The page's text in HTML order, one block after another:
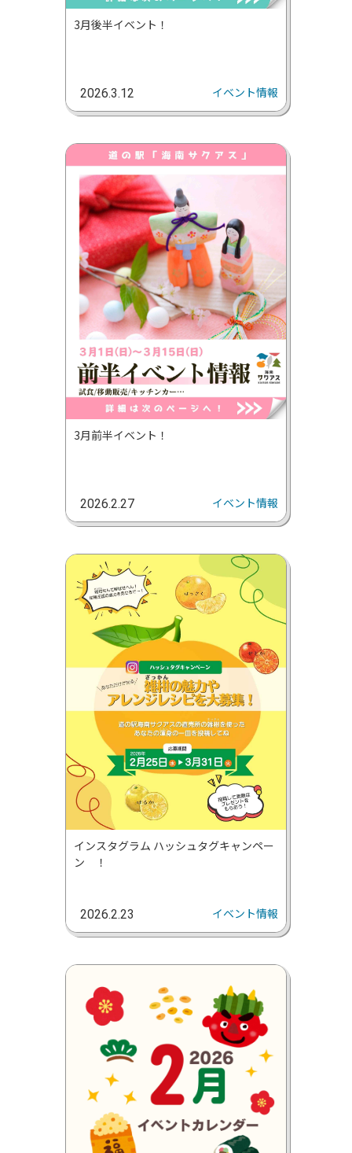
3月後半イベント！
2026.3.12 イベント情報
3月前半イベント！
2026.2.27 イベント情報
インスタグラム ハッシュタグキャンペー
ン ！
2026.2.23 イベント情報